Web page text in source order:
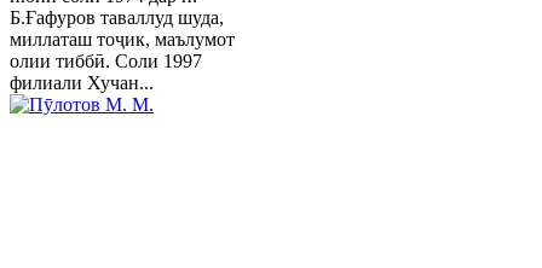
Б.Ғафуров таваллуд шуда,
миллаташ тоҷик, маълумот
олии тиббӣ. Соли 1997
филиали Хучан...